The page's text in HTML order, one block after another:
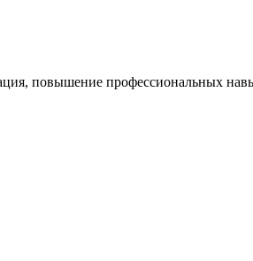
повышение профессиональных